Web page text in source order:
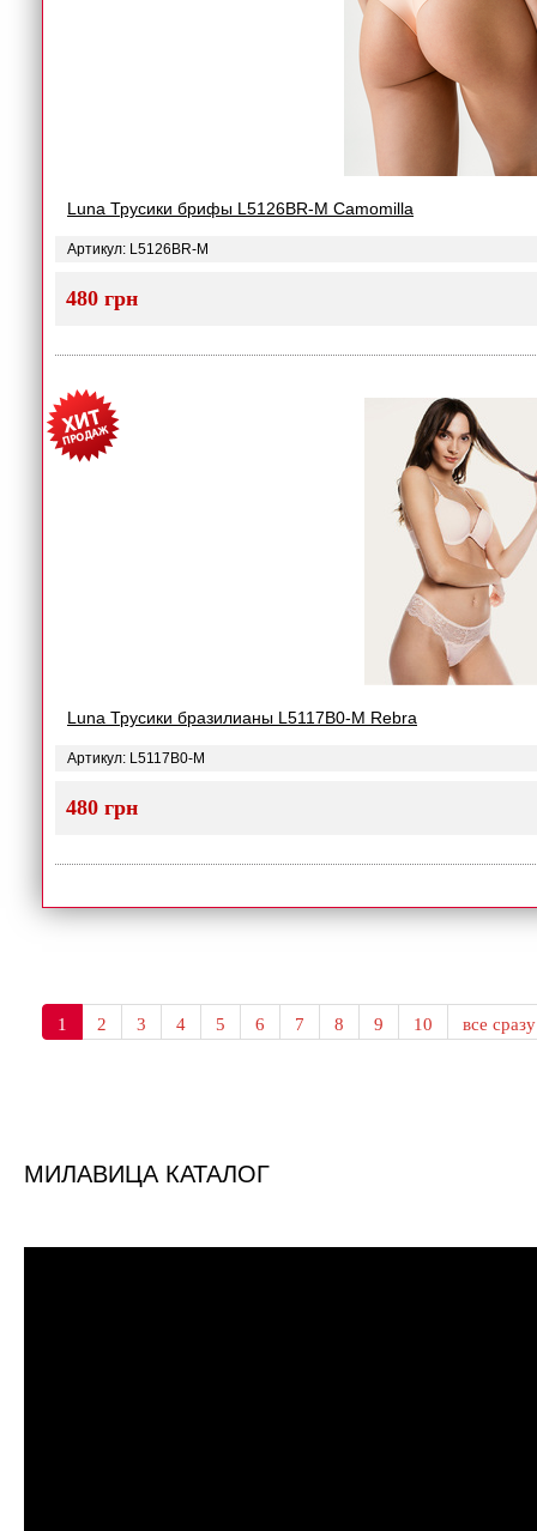
Luna Трусики брифы L5126BR-M Camomilla
Артикул: L5126BR-M
480 грн
Luna Трусики бразилианы L5117B0-M Rebra
Артикул: L5117B0-M
480 грн
1 2 3 4 5 6 7 8 9 10 все сразу
МИЛАВИЦА КАТАЛОГ